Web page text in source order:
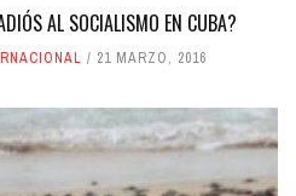
AL SOCIALISMO EN CUBA?
21 MARZO, 2016